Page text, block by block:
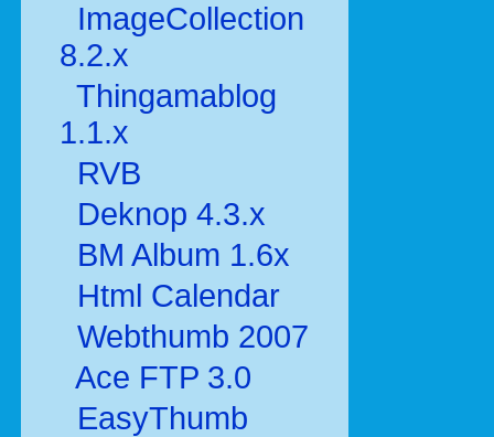
ImageCollection
8.2.x
Thingamablog
1.1.x
RVB
Deknop 4.3.x
BM Album 1.6x
Html Calendar
Webthumb 2007
Ace FTP 3.0
EasyThumb